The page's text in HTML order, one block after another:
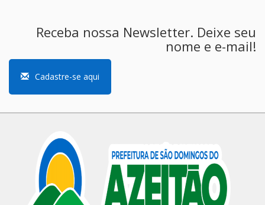
Receba nossa Newsletter. Deixe seu
nome e e-mail!
Cadastre-se aqui